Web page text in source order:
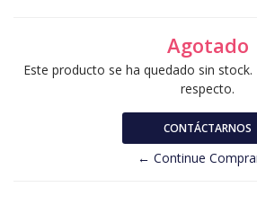
Agotado
Este producto se ha quedado sin
respecto.
CONTÁCTARNOS
← Continue